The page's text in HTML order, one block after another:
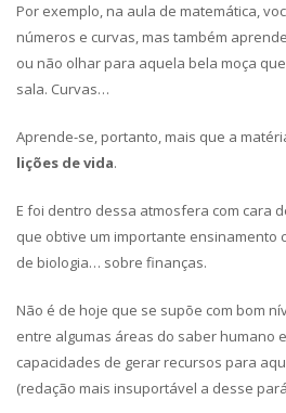
Por exemplo, na aula de matemática,
números e curvas, mas também
ou não olhar para aquela bela moça
sala. Curvas…
Aprende-se, portanto, mais que a
lições de vida.
E foi dentro dessa atmosfera com cara
que obtive um importante ensinamento
de biologia… sobre finanças.
Não é de hoje que se supõe com bom
entre algumas áreas do saber humano
capacidades de gerar recursos para
(redação mais insuportável a desse